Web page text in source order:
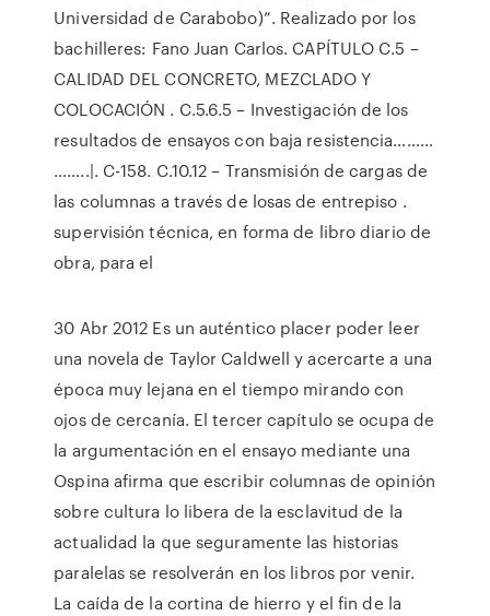
Universidad de Carabobo)”. Realizado por los
bachilleres: Fano Juan Carlos. CAPÍTULO C.5 –
CALIDAD DEL CONCRETO, MEZCLADO Y
COLOCACIÓN . C.5.6.5 – Investigación de los
resultados de ensayos con baja resistencia………
……..|. C-158. C.10.12 – Transmisión de cargas de
las columnas a través de losas de entrepiso .
supervisión técnica, en forma de libro diario de
obra, para el
30 Abr 2012 Es un auténtico placer poder leer
una novela de Taylor Caldwell y acercarte a una
época muy lejana en el tiempo mirando con
ojos de cercanía. El tercer capítulo se ocupa de
la argumentación en el ensayo mediante una
Ospina afirma que escribir columnas de opinión
sobre cultura lo libera de la esclavitud de la
actualidad la que seguramente las historias
paralelas se resolverán en los libros por venir.
La caída de la cortina de hierro y el fin de la